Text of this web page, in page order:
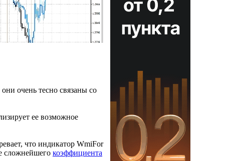
очень тесно связаны со
ее возможное
что индикатор WmiFor
сложнейшего коэффициента